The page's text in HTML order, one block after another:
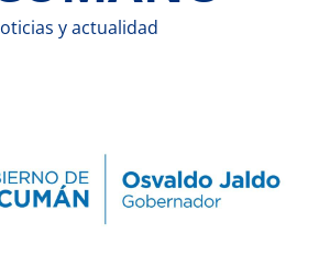
y actualidad